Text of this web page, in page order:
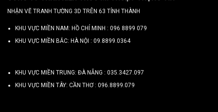
NHẬN VẼ TRANH TƯỜNG 3D TRÊN 63 TỈNH THÀNH
KHU VỰC MIỀN NAM: HỒ CHÍ MINH : 096 8899 079
KHU VỰC MIỀN BẮC: HÀ NỘI : 09.8899.0364
KHU VỰC MIỀN TRUNG: ĐÀ NẴNG : 035.3427.097
KHU VỰC MIỀN TÂY: CẦN THƠ : 096.8899.079